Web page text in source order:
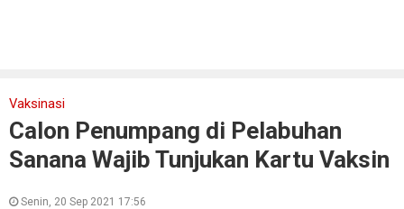
Vaksinasi
Calon Penumpang di Pelabuhan
Sanana Wajib Tunjukan Kartu Vaksin
Senin, 20 Sep 2021 17:56